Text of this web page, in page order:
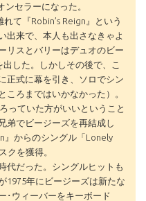
セラーになった。
て『Robin’s Reign』という
出来で、本人も出さなきゃよ
リスとバリーはデュオのビー
した。しかしその後で、こ
正式に幕を引き、ソロでシン
ころまではいかなかった）。
っていた方がいいということ
弟でビージーズを再結成し
』からのシングル「Lonely
クを獲得。
代だった。シングルヒットも
1975年にビージーズは新たな
･ウィーバーをキーボード